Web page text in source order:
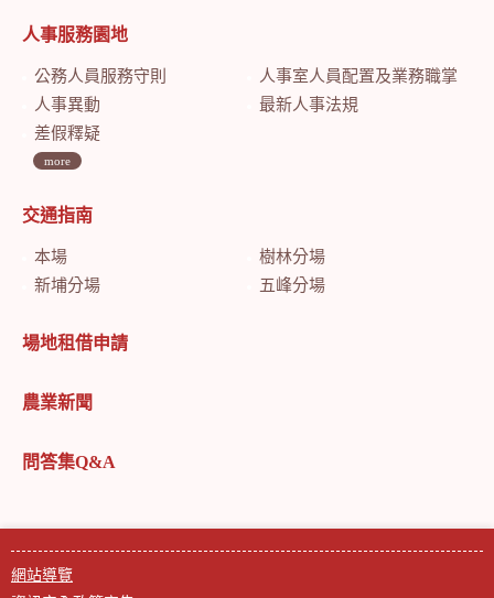
人事服務園地
公務人員服務守則
人事室人員配置及業務職掌
人事異動
最新人事法規
差假釋疑
more
交通指南
本場
樹林分場
新埔分場
五峰分場
場地租借申請
農業新聞
問答集Q&A
網站導覽